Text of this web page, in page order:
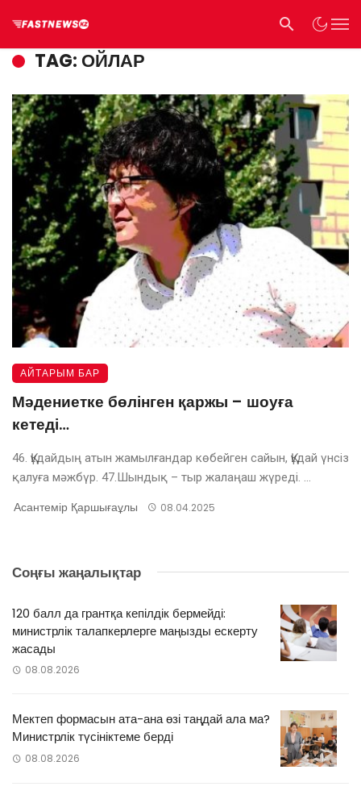
TAG: ОЙЛАР
АЙТАРЫМ БАР
Мәдениетке бөлінген қаржы – шоуға
кетеді…
46. Құдайдың атын жамылғандар көбейген сайын, Құдай үнсіз
қалуға мәжбүр. 47.Шындық – тыр жалаңаш жүреді. ...
Асантемір Қаршығаұлы 08.04.2025
Соңғы жаңалықтар
120 балл да грантқа кепілдік бермейді:
министрлік талапкерлерге маңызды ескерту
жасады
08.08.2026
Мектеп формасын ата-ана өзі таңдай ала ма?
Министрлік түсініктеме берді
08.08.2026